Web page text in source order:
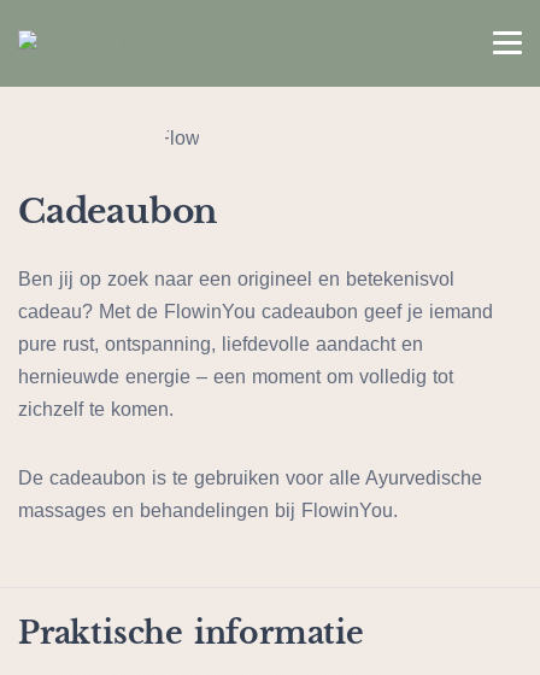
Cadeaubon
Ben jij op zoek naar een origineel en betekenisvol
cadeau? Met de FlowinYou cadeaubon geef je iemand
pure rust, ontspanning, liefdevolle aandacht en
hernieuwde energie – een moment om volledig tot
zichzelf te komen.
Waarvoor kan ik de cadeaubon
De cadeaubon is te gebruiken voor alle Ayurvedische
massages en behandelingen bij FlowinYou.
Praktische informatie